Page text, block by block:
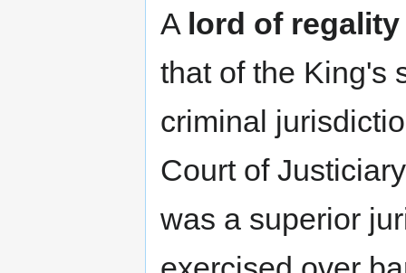
A lord of regality
that of the King's
criminal
Court of
was a superior